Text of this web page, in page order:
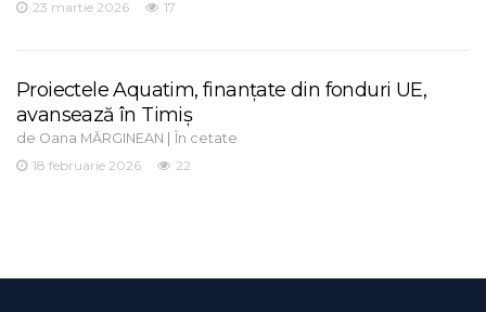
23 martie 2026
17
Proiectele Aquatim, finanțate din fonduri UE,
avansează în Timiș
de Oana MĂRGINEAN | În cetate
18 februarie 2026
22